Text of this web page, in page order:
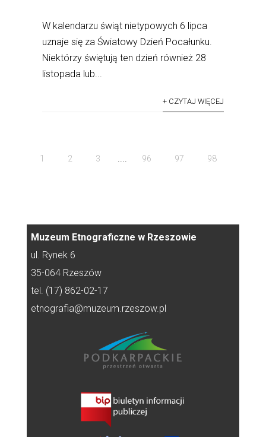
W kalendarzu świąt nietypowych 6 lipca
uznaje się za Światowy Dzień Pocałunku.
Niektórzy świętują ten dzień również 28
listopada lub...
+ CZYTAJ WIĘCEJ
1 2 3 .... 96 97 98
Muzeum Etnograficzne w Rzeszowie
ul. Rynek 6
35-064 Rzeszów
tel. (17) 862-02-17
etnografia@muzeum.rzeszow.pl